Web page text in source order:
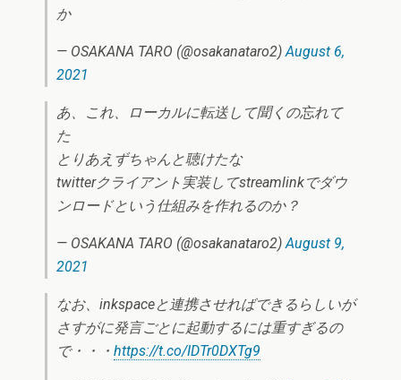
か
— OSAKANA TARO (@osakanataro2)August 6,
2021
あ、これ、ローカルに転送して聞くの忘れて
た
とりあえずちゃんと聴けたな
twitterクライアント実装してstreamlinkでダウ
ンロードという仕組みを作れるのか？
— OSAKANA TARO (@osakanataro2)August 9,
2021
なお、inkspaceと連携させればできるらしいが
さすがに発言ごとに起動するには重すぎるの
で・・・ https://t.co/IDTr0DXTg9